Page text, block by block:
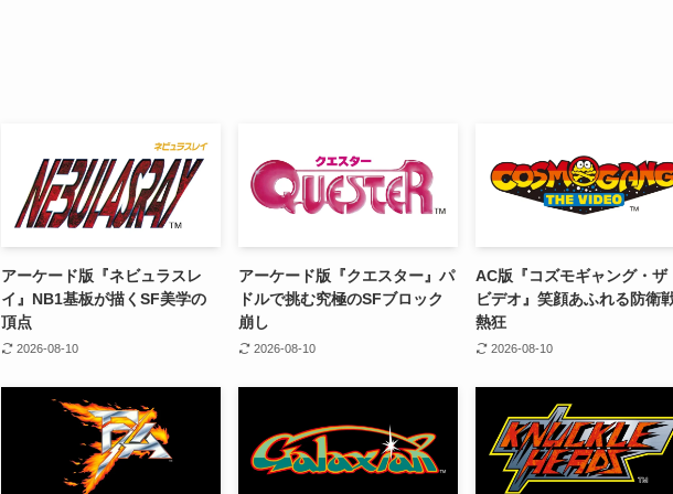
アーケード版『ネビュラスレ
イ』NB1基板が描くSF美学の
頂点
2026-08-10
アーケード版『クエスター』パ
ドルで挑む究極のSFブロック
崩し
2026-08-10
AC版『コズモギャング・ザ
ビデオ』笑顔あふれる防衛
熱狂
2026-08-10